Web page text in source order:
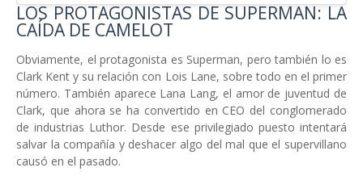
LOS PROTAGONISTAS DE SUPERMAN: LA
CAÍDA DE CAMELOT
Obviamente, el protagonista es Superman, pero también lo es
Clark Kent y su relación con Lois Lane, sobre todo en el primer
número. También aparece Lana Lang, el amor de juventud de
Clark, que ahora se ha convertido en CEO del conglomerado
de industrias Luthor. Desde ese privilegiado puesto intentará
salvar la compañía y deshacer algo del mal que el supervillano
causó en el pasado.